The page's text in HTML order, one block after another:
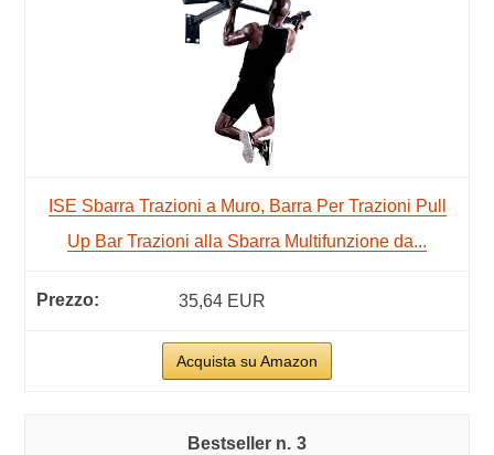
ISE Sbarra Trazioni a Muro, Barra Per Trazioni Pull
Up Bar Trazioni alla Sbarra Multifunzione da...
35,64 EUR
Acquista su Amazon
3